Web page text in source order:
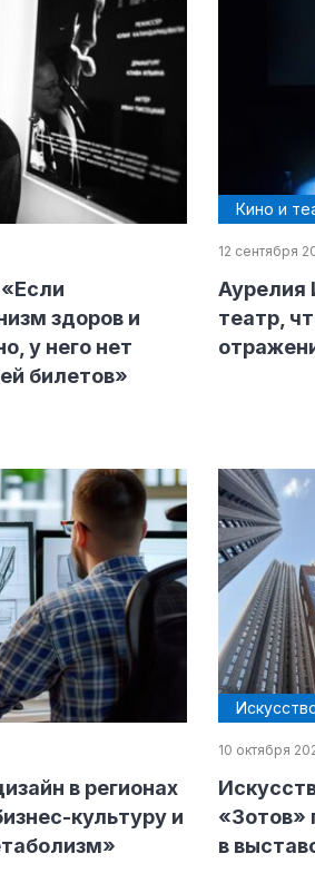
здоров и
у него нет
билетов»
Кино и
12 сентября
Аурелия
театр,
в регионах
культуру и
10 октября
«Зотов»
в